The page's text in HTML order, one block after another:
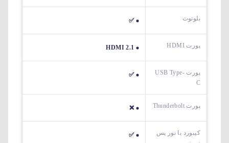
بلوتوث ✅
پورت HDMI HDMI 2.1
پورت USB Type-
C
✅
پورت Thunderbolt ❌
کیبورد با نور پس
✅